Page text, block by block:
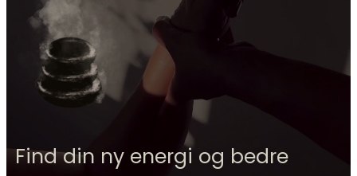
Find din ny energi og bedre